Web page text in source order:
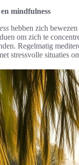
mindfulness
hebben zich
om zich te
Regelmatig
stressvolle situaties